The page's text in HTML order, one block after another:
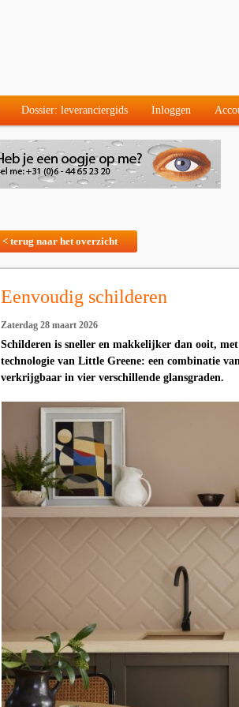
Dossier: leveranciergids Inloggen
< terug naar het overzicht
Eenvoudig schilderen
Zaterdag 28 maart 2026
Schilderen is sneller en makkelijker dan ooit,
technologie van Little Greene: een combinatie
verkrijgbaar in vier verschillende glansgraden.